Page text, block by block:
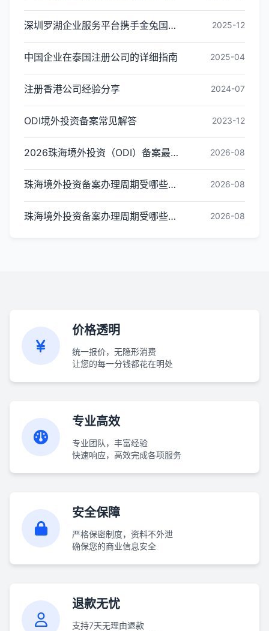
深圳罗湖企业服务平台携手金兔国际ODI备案专家,共建跨境出海全链条服务新生态 2025-12
中国企业在泰国注册公司的详细指南 2025-04
注册香港公司经验分享 2024-07
ODI境外投资备案常见解答 2023-12
2026珠海境外投资（ODI）备案最新政策解读 2026-08
珠海境外投资备案办理周期受哪些因素影响？ 2026-08
珠海境外投资备案办理周期受哪些因素影响？ 2026-08
价格透明
统一报价，无隐形消费
让您的每一分钱都花在明处
专业高效
专业团队，丰富经验
快速响应，高效完成各项服务
安全保障
严格保密制度，资料不外泄
确保您的商业信息安全
退款无忧
支持7天无理由退款